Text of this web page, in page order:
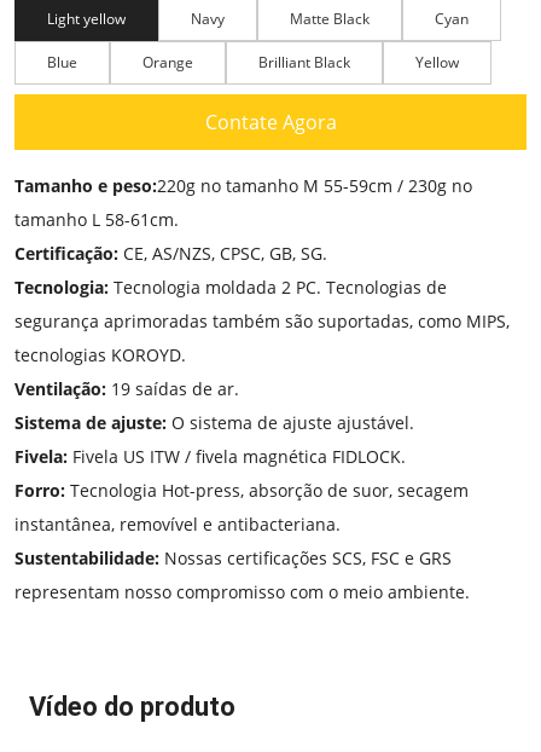
Light yellow Navy Matte Black Cyan
Blue Orange Brilliant Black Yellow
Contate Agora
Tamanho e peso:220g no tamanho M 55-59cm / 230g no
tamanho L 58-61cm.
Certificação: CE, AS/NZS, CPSC, GB, SG.
Tecnologia: Tecnologia moldada 2 PC. Tecnologias de
segurança aprimoradas também são suportadas, como MIPS,
tecnologias KOROYD.
Ventilação: 19 saídas de ar.
Sistema de ajuste: O sistema de ajuste ajustável.
Fivela: Fivela US ITW / fivela magnética FIDLOCK.
Forro: Tecnologia Hot-press, absorção de suor, secagem
instantânea, removível e antibacteriana.
Sustentabilidade: Nossas certificações SCS, FSC e GRS
representam nosso compromisso com o meio ambiente.
Vídeo do produto